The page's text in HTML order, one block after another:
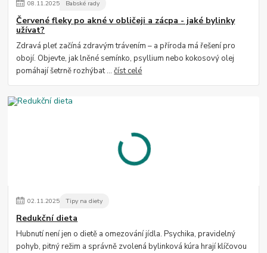
08.11.2025 Babské rady
Červené fleky po akné v obličeji a zácpa - jaké bylinky
užívat?
Zdravá pleť začíná zdravým trávením – a příroda má řešení pro
obojí. Objevte, jak lněné semínko, psyllium nebo kokosový olej
pomáhají šetrně rozhýbat ...číst celé
02.11.2025 Tipy na diety
Redukční dieta
Hubnutí není jen o dietě a omezování jídla. Psychika, pravidelný
pohyb, pitný režim a správně zvolená bylinková kúra hrají klíčovou